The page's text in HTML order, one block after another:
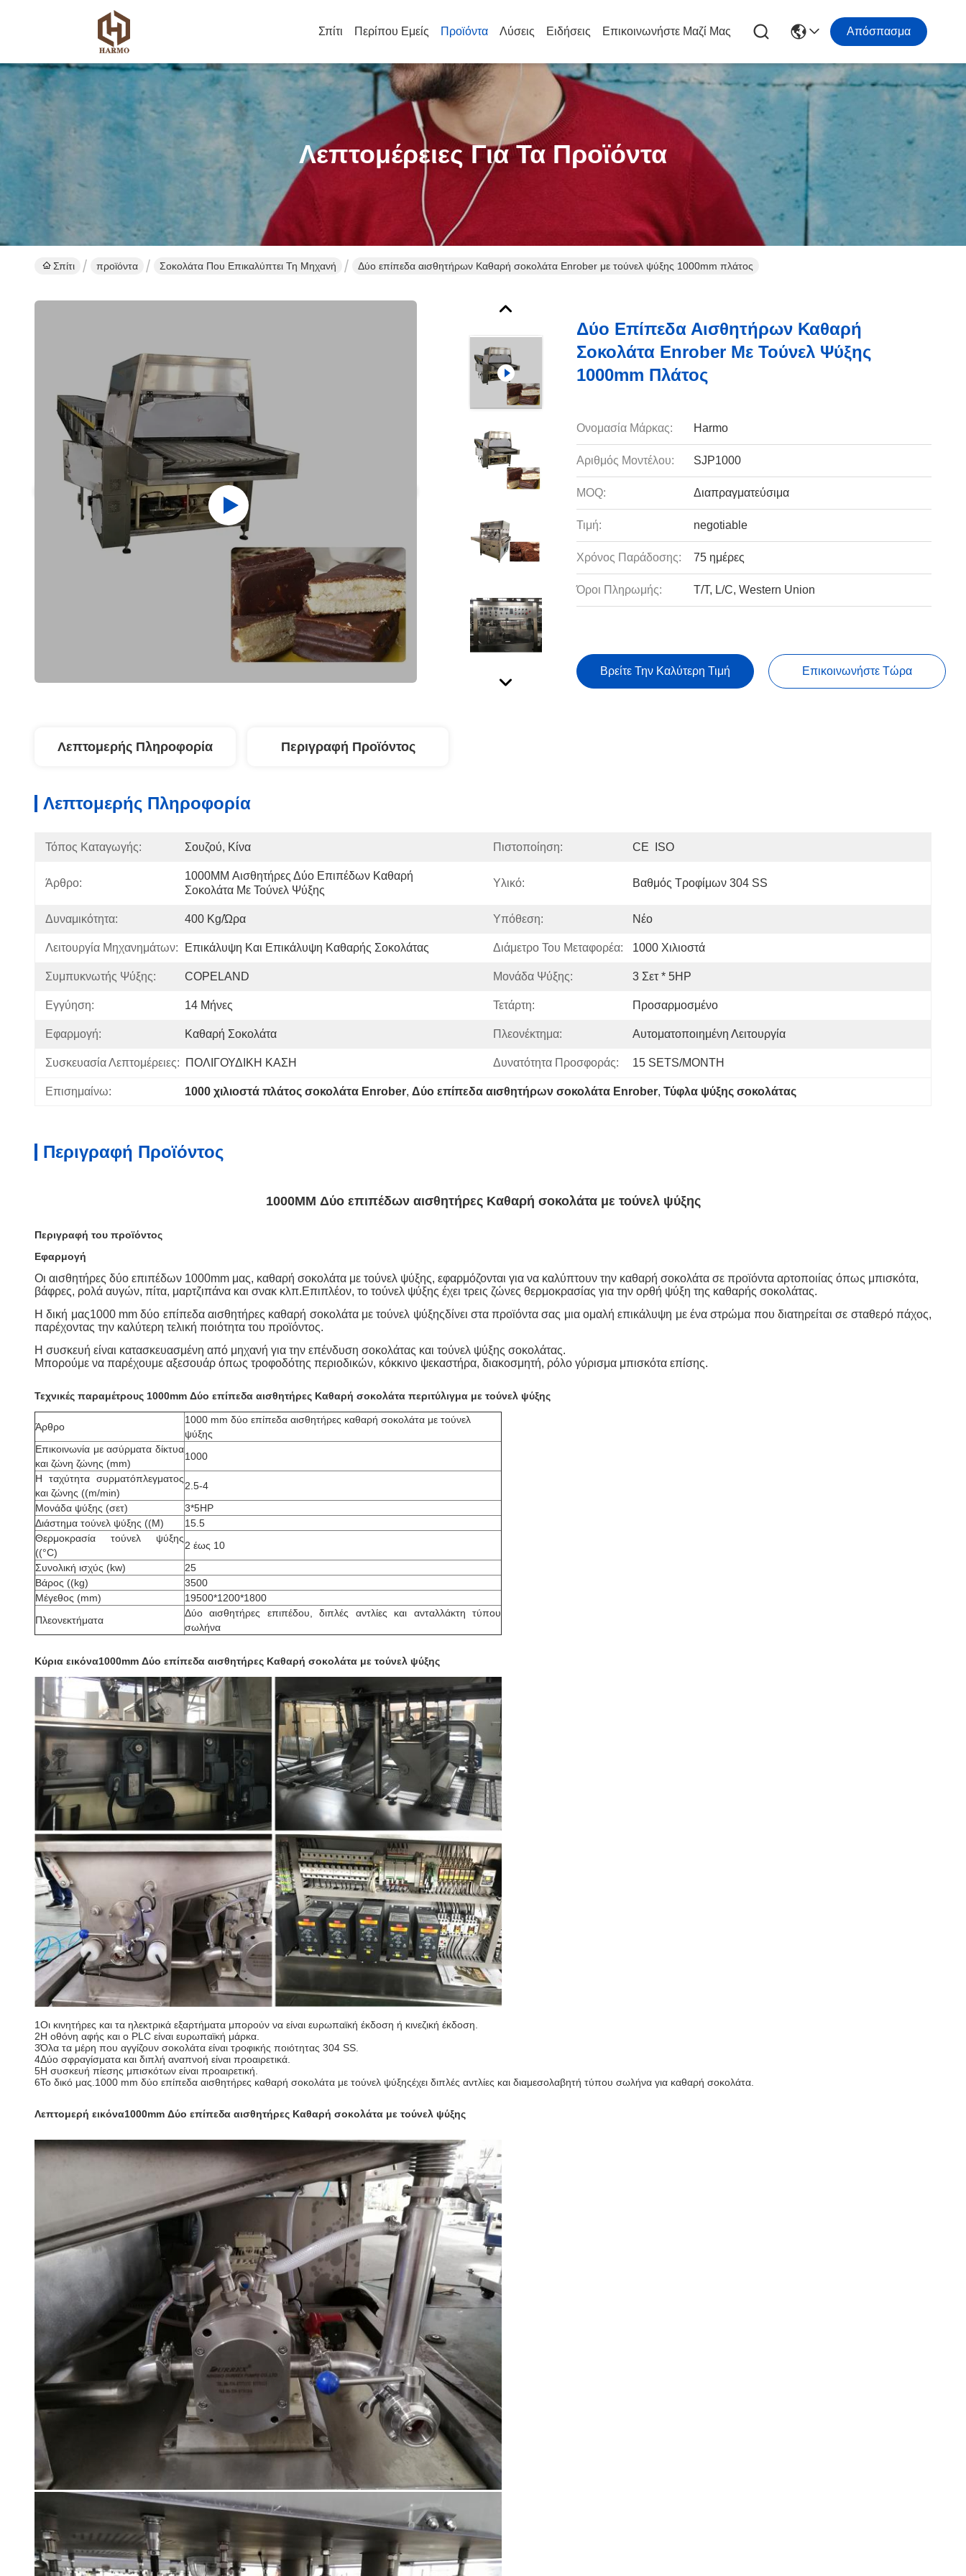
Σπίτι Περίπου Εμείς Προϊόντα Λύσεις Ειδήσεις Επικοινωνήστε Μαζί Μας Απόσπασμα
Λεπτομέρειες Για Τα Προϊόντα
Σπίτι προϊόντα Σοκολάτα Που Επικαλύπτει Τη Μηχανή Δύο επίπεδα αισθητήρων Καθαρή σοκολάτα Enrober με τούνελ ψύξης 1000mm πλάτος
Δύο Επίπεδα Αισθητήρων Καθαρή
Σοκολάτα Enrober Με Τούνελ Ψύξης
1000mm Πλάτος
Ονομασία Μάρκας: Harmo
Αριθμός Μοντέλου: SJP1000
MOQ: Διαπραγματεύσιμα
Τιμή: negotiable
Χρόνος Παράδοσης: 75 ημέρες
Όροι Πληρωμής: T/T, L/C, Western Union
Βρείτε Την Καλύτερη Τιμή Επικοινωνήστε Τώρα
Λεπτομερής Πληροφορία Περιγραφή Προϊόντος
Λεπτομερής Πληροφορία
Τόπος Καταγωγής: Σουζού, Κίνα Πιστοποίηση: CE  ISO
Άρθρο:
1000MM Αισθητήρες Δύο Επιπέδων Καθαρή
Σοκολάτα Με Τούνελ Ψύξης
Υλικό: Βαθμός Τροφίμων 304 SS
Δυναμικότητα: 400 Kg/ώρα Υπόθεση: Νέο
Λειτουργία Μηχανημάτων: Επικάλυψη Και Επικάλυψη Καθαρής Σοκολάτας Διάμετρο Του Μεταφορέα: 1000 Χιλιοστά
Συμπυκνωτής Ψύξης: COPELAND Μονάδα Ψύξης: 3 Σετ * 5HP
Εγγύηση: 14 Μήνες Τετάρτη: Προσαρμοσμένο
Εφαρμογή: Καθαρή Σοκολάτα Πλεονέκτημα: Αυτοματοποιημένη Λειτουργία
Συσκευασία Λεπτομέρειες: ΠΟΛΙΓΟΥΔΙΚΗ ΚΑΣΗ Δυνατότητα Προσφοράς: 15 SETS/MONTH
Επισημαίνω: 1000 χιλιοστά πλάτος σοκολάτα Enrober, Δύο επίπεδα αισθητήρων σοκολάτα Enrober, Τύφλα ψύξης σοκολάτας
Περιγραφή Προϊόντος
1000MM Δύο επιπέδων αισθητήρες Καθαρή σοκολάτα με τούνελ ψύξης
Περιγραφή του προϊόντος
Εφαρμογή
Οι αισθητήρες δύο επιπέδων 1000mm μας, καθαρή σοκολάτα με τούνελ ψύξης, εφαρμόζονται για να καλύπτουν την καθαρή σοκολάτα σε προϊόντα αρτοποιίας όπως μπισκότα,
βάφρες, ρολά αυγών, πίτα, μαρτζιπάνα και σνακ κλπ.Επιπλέον, το τούνελ ψύξης έχει τρεις ζώνες θερμοκρασίας για την ορθή ψύξη της καθαρής σοκολάτας.
Η δική μας1000 mm δύο επίπεδα αισθητήρες καθαρή σοκολάτα με τούνελ ψύξηςδίνει στα προϊόντα σας μια ομαλή επικάλυψη με ένα στρώμα που διατηρείται σε σταθερό πάχος,
παρέχοντας την καλύτερη τελική ποιότητα του προϊόντος.
Η συσκευή είναι κατασκευασμένη από μηχανή για την επένδυση σοκολάτας και τούνελ ψύξης σοκολάτας.
Μπορούμε να παρέχουμε αξεσουάρ όπως τροφοδότης περιοδικών, κόκκινο ψεκαστήρα, διακοσμητή, ρόλο γύρισμα μπισκότα επίσης.
Τεχνικές παραμέτρους 1000mm Δύο επίπεδα αισθητήρες Καθαρή σοκολάτα περιτύλιγμα με τούνελ ψύξης
Άρθρο
1000 mm δύο επίπεδα αισθητήρες καθαρή σοκολάτα με τούνελ
ψύξης
Επικοινωνία με ασύρματα δίκτυα
και ζώνη ζώνης (mm)
1000
Η ταχύτητα συρματόπλεγματος
και ζώνης ((m/min)
2.5-4
Μονάδα ψύξης (σετ)
3*5HP
Διάστημα τούνελ ψύξης ((M)
15.5
Θερμοκρασία τούνελ ψύξης
((°C)
2 έως 10
Συνολική ισχύς (kw)
25
Βάρος ((kg)
3500
Μέγεθος (mm)
19500*1200*1800
Πλεονεκτήματα
Δύο αισθητήρες επιπέδου, διπλές αντλίες και ανταλλάκτη τύπου
σωλήνα
Κύρια εικόνα1000mm Δύο επίπεδα αισθητήρες Καθαρή σοκολάτα με τούνελ ψύξης
1Οι κινητήρες και τα ηλεκτρικά εξαρτήματα μπορούν να είναι ευρωπαϊκή έκδοση ή κινεζική έκδοση.
2Η οθόνη αφής και ο PLC είναι ευρωπαϊκή μάρκα.
3Όλα τα μέρη που αγγίζουν σοκολάτα είναι τροφικής ποιότητας 304 SS.
4Δύο σφραγίσματα και διπλή αναπνοή είναι προαιρετικά.
5Η συσκευή πίεσης μπισκότων είναι προαιρετική.
6Το δικό μας. 1000 mm δύο επίπεδα αισθητήρες καθαρή σοκολάτα με τούνελ ψύξηςέχει διπλές αντλίες και διαμεσολαβητή τύπου σωλήνα για καθαρή σοκολάτα.
Λεπτομερή εικόνα1000mm Δύο επίπεδα αισθητήρες Καθαρή σοκολάτα με τούνελ ψύξης